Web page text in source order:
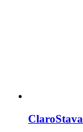
ClaroStava